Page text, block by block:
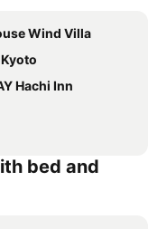
Wind Villa
Hachi Inn
bed and